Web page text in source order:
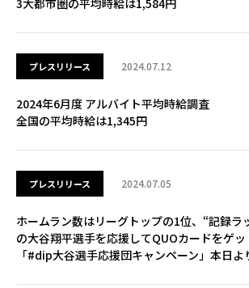
3大都市圏の平均時給は1,584円
プレスリリース 2024.07.12
2024年6月度 アルバイト平均時給調査
全国の平均時給は1,345円
プレスリリース 2024.07.05
ホームラン数はリーグトップの1位、“記録ラ
の大谷翔平選手を応援してQUOカードをゲッ
「#dip大谷選手応援団キャンペーン」本日よ